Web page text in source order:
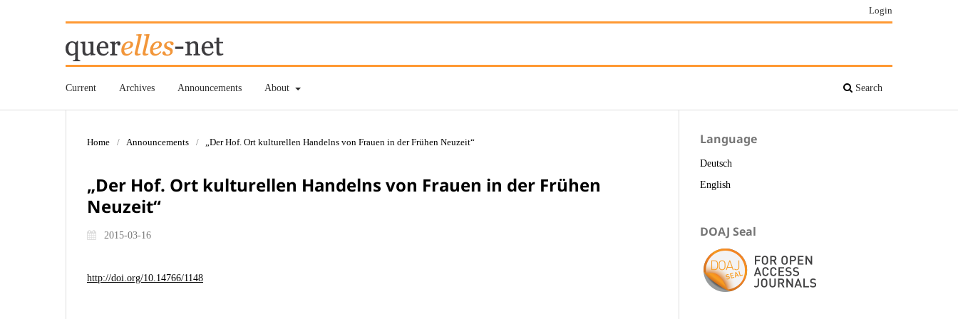
Current Archives Announcements About Search
Login
Home / Announcements / „Der Hof. Ort kulturellen Handelns von Frauen in der Frühen Neuzeit“
„Der Hof. Ort kulturellen Handelns von Frauen in der Frühen
Neuzeit“
2015-03-16
http://doi.org/10.14766/1148
Language
Deutsch
English
DOAJ Seal